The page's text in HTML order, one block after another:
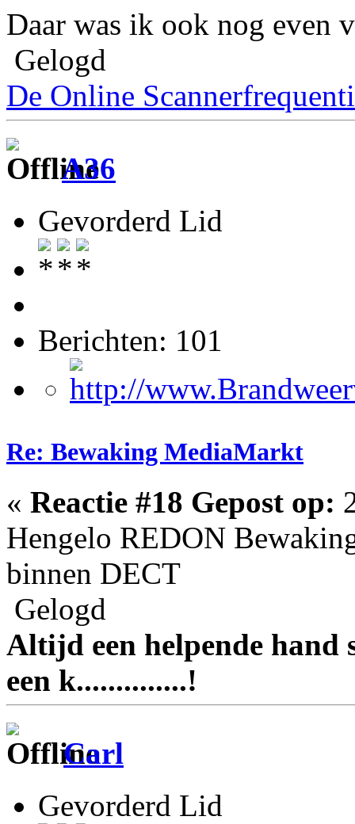
Daar was ik ook nog even
Gelogd
De Online
A36
Gevorderd Lid
Berichten: 101
Re: Bewaking MediaMarkt
« Reactie #18 Gepost op:
Hengelo REDON
binnen DECT
Gelogd
Altijd een helpende
een k..............!
Carl
Gevorderd Lid